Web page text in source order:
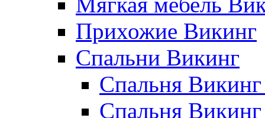
Прихожие Викинг
Спальни Викинг
Спальня
Спальня